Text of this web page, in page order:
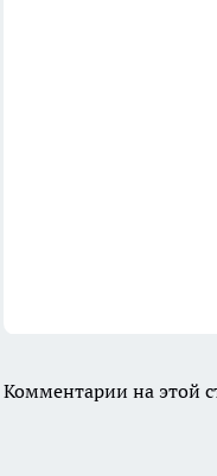
Комментарии на этой